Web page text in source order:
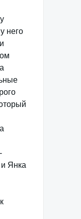
него
Янка